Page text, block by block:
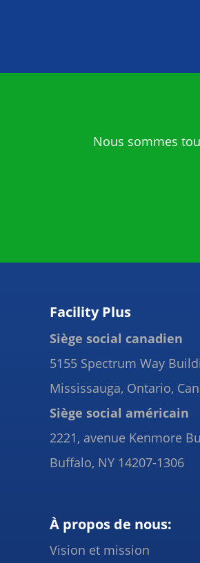
Nous sommes
Facility Plus
Siège social canadien
5155 Spectrum Way
Mississauga, Ontario,
Siège social américain
2221, avenue Kenmore
Buffalo, NY 14207-1306
À propos de nous:
Vision et mission